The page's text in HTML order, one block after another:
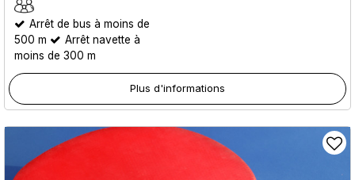
Arrêt de bus à moins de
500 m
Arrêt navette à
moins de 300 m
Plus d'informations